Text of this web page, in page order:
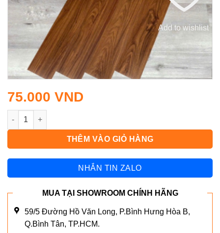
Add to wishlist
75.000 VND
SÀN NHỰA KEO SẴN BÓC DÁN MẪU 16 số lượng
THÊM VÀO GIỎ HÀNG
NHẮN TIN ZALO
MUA TẠI SHOWROOM CHÍNH HÃNG
59/5 Đường Hồ Văn Long, P.Bình Hưng Hòa B,
Q.Bình Tân, TP.HCM.